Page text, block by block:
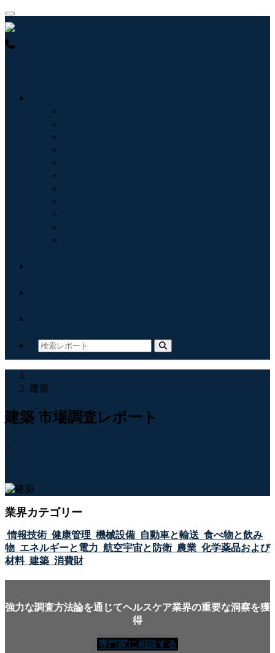
建築
建築 市場調査レポート
...
業界カテゴリー
情報技術 健康管理 機械設備 自動車と輸送 食べ物と飲み
物 エネルギーと電力 航空宇宙と防衛 農業 化学薬品および
材料 建築 消費財
強力な調査方法論を通じてヘルスケア業界の重要な洞察を獲
得
専門家に相談する